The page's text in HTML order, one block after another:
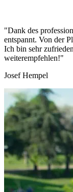
"Dank des
entspannt. Von der
Ich bin sehr
weiterempfehlen!"
Josef Hempel